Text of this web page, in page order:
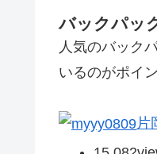
バックパッ
人気のバック
いるのがポイ
片